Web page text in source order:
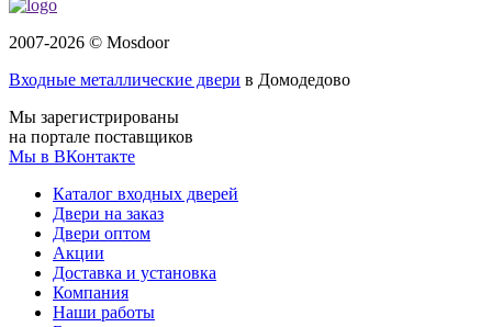
2007-2026 © Mosdoor
Входные металлические двери в Домодедово
Мы зарегистрированы
на портале поставщиков
Мы в ВКонтакте
Каталог входных дверей
Двери на заказ
Двери оптом
Акции
Доставка и установка
Компания
Наши работы